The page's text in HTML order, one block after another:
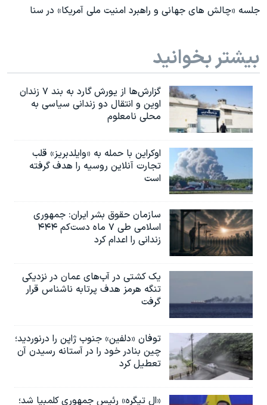
جلسه «چالش های جهانی و راهبرد امنیت ملی آمریکا» در سنا
بیشتر بخوانید
گزارش‌ها از یورش گارد به بند ۷ زندان
اوین و انتقال دو زندانی سیاسی به
محلی نامعلوم
اوکراین با حمله به «وایلدبریز» قلب
تجارت آنلاین روسیه را هدف گرفته
است
سازمان حقوق بشر ایران: جمهوری
اسلامی طی ۷ ماه دست‌کم ۴۴۴
زندانی را اعدام کرد
یک کشتی در آب‌های عمان در نزدیکی
تنگه هرمز هدف پرتابه ناشناس قرار
گرفت
توفان «دلفین» جنوب ژاپن را درنوردید؛
چین بنادر خود را در آستانه رسیدن آن
تعطیل کرد
«ال تیگره» رئیس جمهوری کلمبیا شد؛